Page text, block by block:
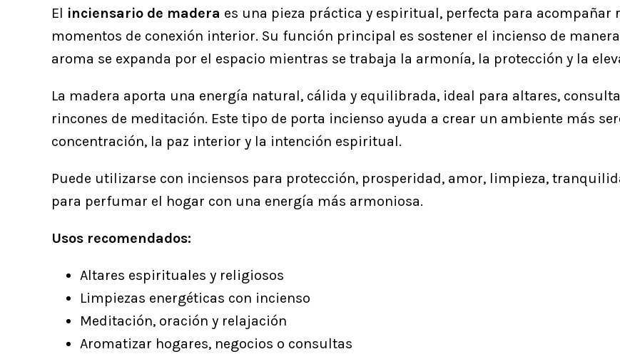
El inciensario de madera es una pieza práctica y espiritual, perfecta para
momentos de conexión interior. Su función principal es sostener el incienso de
aroma se expanda por el espacio mientras se trabaja la armonía, la protección y la
La madera aporta una energía natural, cálida y equilibrada, ideal para altares,
rincones de meditación. Este tipo de porta incienso ayuda a crear un ambiente más
concentración, la paz interior y la intención espiritual.
Puede utilizarse con inciensos para protección, prosperidad, amor, limpieza,
para perfumar el hogar con una energía más armoniosa.
Usos recomendados:
Altares espirituales y religiosos
Limpiezas energéticas con incienso
Meditación, oración y relajación
Aromatizar hogares, negocios o consultas